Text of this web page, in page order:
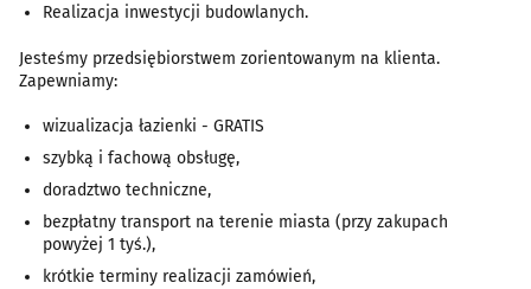
Realizacja inwestycji budowlanych.
Jesteśmy przedsiębiorstwem zorientowanym na klienta.
Zapewniamy:
wizualizacja łazienki - GRATIS
szybką i fachową obsługę,
doradztwo techniczne,
bezpłatny transport na terenie miasta (przy zakupach
powyżej 1 tyś.),
krótkie terminy realizacji zamówień,